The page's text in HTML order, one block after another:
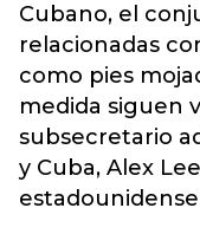
Cubano, el
relacionadas
como pies
medida siguen
subsecretario
y Cuba, Alex